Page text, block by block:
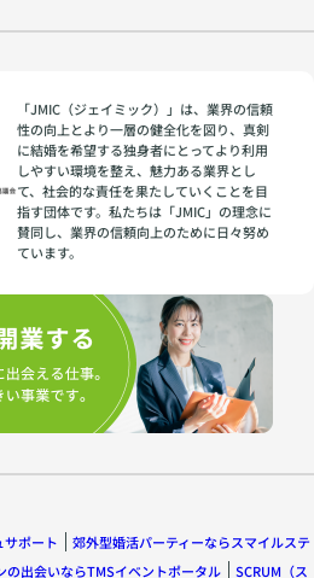
「JMIC（ジェイミック）」は、業界の信頼
性の向上とより一層の健全化を図り、真剣
に結婚を希望する独身者にとってより利用
しやすい環境を整え、魅力ある業界とし
て、社会的な責任を果たしていくことを目
指す団体です。私たちは「JMIC」の理念に
賛同し、業界の信頼向上のために日々努め
ています。
サポート
郊外型婚活パーティーならスマイルステ
の出会いならTMSイベントポータル
SCRUM（ス